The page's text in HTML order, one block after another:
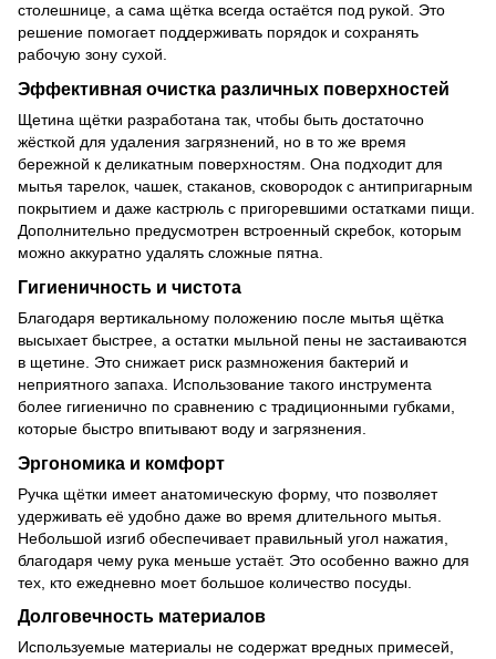
столешнице, а сама щётка всегда остаётся под рукой. Это
решение помогает поддерживать порядок и сохранять
рабочую зону сухой.
Эффективная очистка различных поверхностей
Щетина щётки разработана так, чтобы быть достаточно
жёсткой для удаления загрязнений, но в то же время
бережной к деликатным поверхностям. Она подходит для
мытья тарелок, чашек, стаканов, сковородок с антипригарным
покрытием и даже кастрюль с пригоревшими остатками пищи.
Дополнительно предусмотрен встроенный скребок, которым
можно аккуратно удалять сложные пятна.
Гигиеничность и чистота
Благодаря вертикальному положению после мытья щётка
высыхает быстрее, а остатки мыльной пены не застаиваются
в щетине. Это снижает риск размножения бактерий и
неприятного запаха. Использование такого инструмента
более гигиенично по сравнению с традиционными губками,
которые быстро впитывают воду и загрязнения.
Эргономика и комфорт
Ручка щётки имеет анатомическую форму, что позволяет
удерживать её удобно даже во время длительного мытья.
Небольшой изгиб обеспечивает правильный угол нажатия,
благодаря чему рука меньше устаёт. Это особенно важно для
тех, кто ежедневно моет большое количество посуды.
Долговечность материалов
Используемые материалы не содержат вредных примесей,